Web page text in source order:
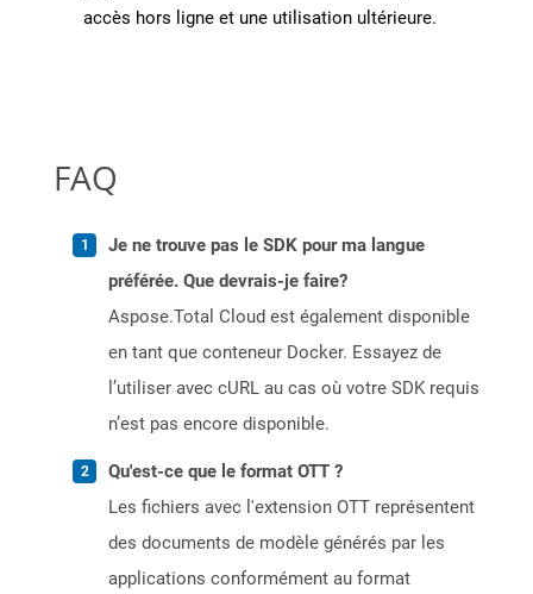
accès hors ligne et une utilisation ultérieure.
FAQ
Je ne trouve pas le SDK pour ma langue
préférée. Que devrais-je faire?
Aspose.Total Cloud est également disponible
en tant que conteneur Docker. Essayez de
l’utiliser avec cURL au cas où votre SDK requis
n’est pas encore disponible.
Qu'est-ce que le format OTT ?
Les fichiers avec l'extension OTT représentent
des documents de modèle générés par les
applications conformément au format